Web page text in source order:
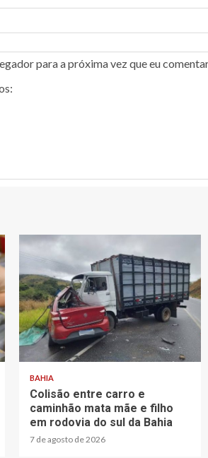
para a próxima vez que eu
2 min read
BAHIA
Colisão entre carro e
caminhão mata mãe e filho
em rodovia do sul da Bahia
7 de agosto de 2026